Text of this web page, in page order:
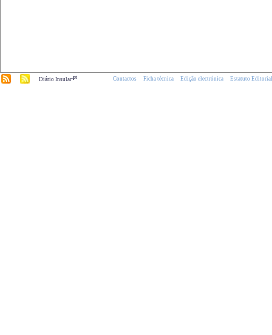
Diário Insular.pt Contactos Ficha técnica Edição electrónica Estatuto Editorial